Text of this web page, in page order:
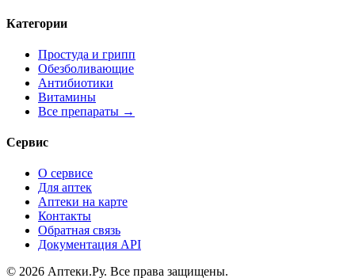
Категории
Простуда и грипп
Обезболивающие
Антибиотики
Витамины
Все препараты →
Сервис
О сервисе
Для аптек
Аптеки на карте
Контакты
Обратная связь
Документация API
© 2026 Аптеки.Ру. Все права защищены.